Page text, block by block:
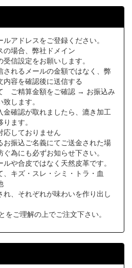
アドレスをご登録ください。
場合、弊社ドメイン
信設定をお願いします。
されるメールの金額ではなく、弊
内容を確認後に送信する
ご精算金額をご確認 → お振込み
します。
金確認が取れましたら、漉き加工
ます。
しておりません
お振込ご名義にてご送金された場
為にも必ずお知らせ下さい。
や合皮ではなく天然皮革です。
、キズ・スレ・シミ・トラ・血
れ、それぞれが味わいを作り出し
をご理解の上でご注文下さい。